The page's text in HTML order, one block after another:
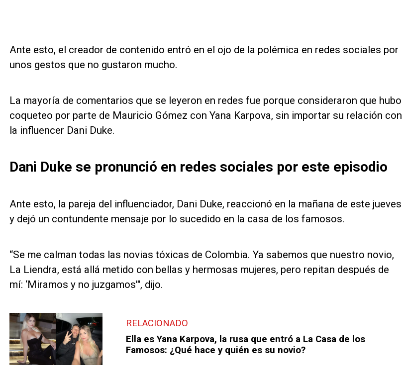
Ante esto, el creador de contenido entró en el ojo de la polémica en redes sociales por
unos gestos que no gustaron mucho.
La mayoría de comentarios que se leyeron en redes fue porque consideraron que hubo
coqueteo por parte de Mauricio Gómez con Yana Karpova, sin importar su relación con
la influencer Dani Duke.
Dani Duke se pronunció en redes sociales por este episodio
Ante esto, la pareja del influenciador, Dani Duke, reaccionó en la mañana de este jueves
y dejó un contundente mensaje por lo sucedido en la casa de los famosos.
“Se me calman todas las novias tóxicas de Colombia. Ya sabemos que nuestro novio,
La Liendra, está allá metido con bellas y hermosas mujeres, pero repitan después de
mí: ‘Miramos y no juzgamos'", dijo.
RELACIONADO
Ella es Yana Karpova, la rusa que entró a La Casa de los
Famosos: ¿Qué hace y quién es su novio?